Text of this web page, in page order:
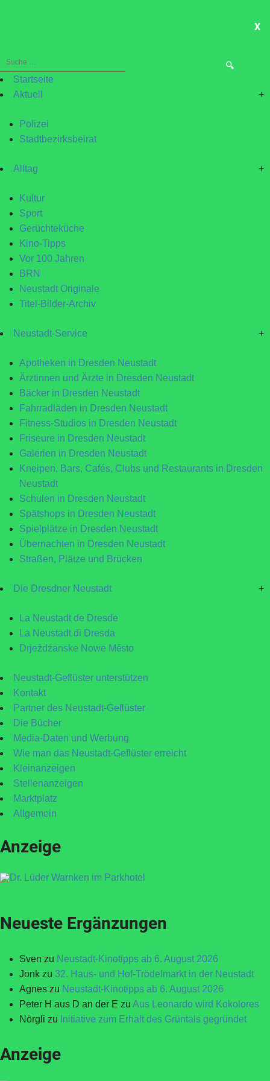
X
Suche
nach:Startseite
Aktuell
+
Polizei
Stadtbezirksbeirat
Alltag +
Kultur
Sport
Gerüchteküche
Kino-Tipps
Vor 100 Jahren
BRN
Neustadt Originale
Titel-Bilder-Archiv
Neustadt-Service +
Apotheken in Dresden Neustadt
Ärztinnen und Ärzte in Dresden Neustadt
Bäcker in Dresden Neustadt
Fahrradläden in Dresden Neustadt
Fitness-Studios in Dresden Neustadt
Friseure in Dresden Neustadt
Galerien in Dresden Neustadt
Kneipen, Bars, Cafés, Clubs und Restaurants in Dresden
Neustadt
Schulen in Dresden Neustadt
Spätshops in Dresden Neustadt
Spielplätze in Dresden Neustadt
Übernachten in Dresden Neustadt
Straßen, Plätze und Brücken
Die Dresdner Neustadt +
La Neustadt de Dresde
La Neustadt di Dresda
Drježdźanske Nowe Město
Neustadt-Geflüster unterstützen
Kontakt
Partner des Neustadt-Geflüster
Die Bücher
Media-Daten und Werbung
Wie man das Neustadt-Geflüster erreicht
Kleinanzeigen
Stellenanzeigen
Marktplatz
Allgemein
Anzeige
Neueste Ergänzungen
Sven zu Neustadt-Kinotipps ab 6. August 2026
Jonk zu 32. Haus- und Hof-Trödelmarkt in der Neustadt
Agnes zu Neustadt-Kinotipps ab 6. August 2026
Peter H aus D an der E zu Aus Leonardo wird Kokolores
Nörgli zu Initiative zum Erhalt des Grüntals gegründet
Anzeige